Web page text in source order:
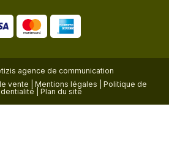
agence de communication
vente
Mentions légales
Politique de
Plan du site